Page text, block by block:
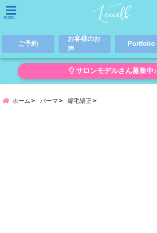
menu
ご予約
お客様のお
声
Portfolio
サロンモデルさん募集中♪
ホーム パーマ 縮毛矯正